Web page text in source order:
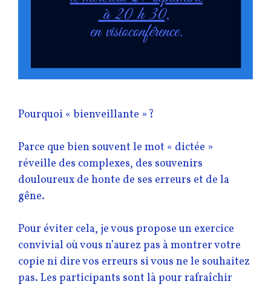
Pourquoi « bienveillante » ?
Parce que bien souvent le mot « dictée »
réveille des complexes, des souvenirs
douloureux de honte de ses erreurs et de la
gêne.
Pour éviter cela, je vous propose un exercice
convivial où vous n’aurez pas à montrer votre
copie ni dire vos erreurs si vous ne le souhaitez
pas. Les participants sont là pour rafraîchir